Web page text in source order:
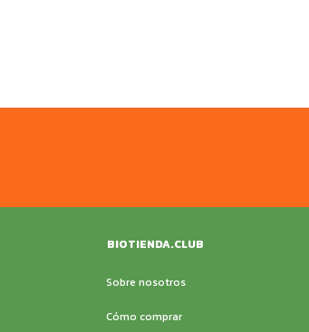
BIOTIENDA.CLUB
Sobre nosotros
Cómo comprar